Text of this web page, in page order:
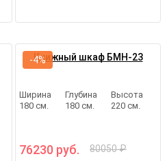
Книжный шкаф БМН-23
Ширина
180 см.
Глубина
180 см.
Высота
220 см.
76230 руб. 80050 ₽
-4%